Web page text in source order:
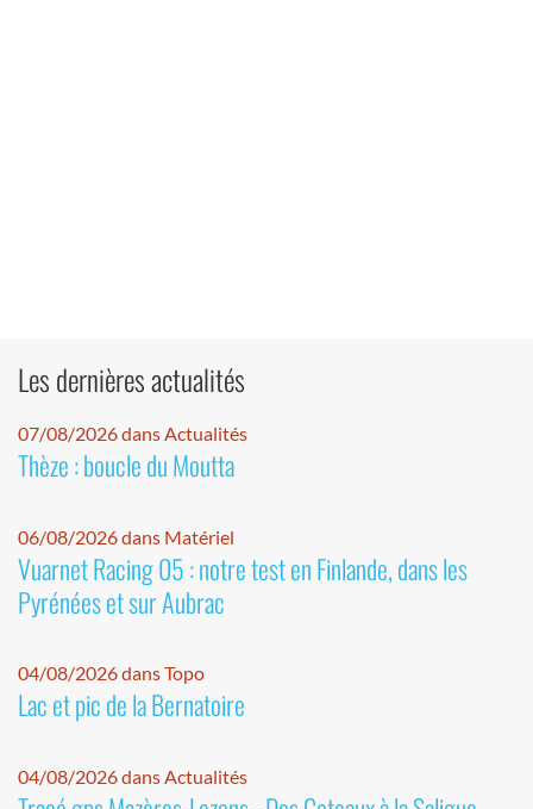
Les dernières actualités
07/08/2026 dans Actualités
Thèze : boucle du Moutta
06/08/2026 dans Matériel
Vuarnet Racing 05 : notre test en Finlande, dans les
Pyrénées et sur Aubrac
04/08/2026 dans Topo
Lac et pic de la Bernatoire
04/08/2026 dans Actualités